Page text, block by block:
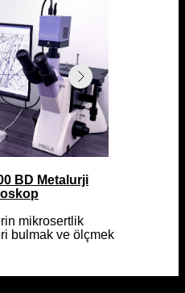
BD Metalurji
mikrosertlik
bulmak ve ölçmek
BD Metalurji
mikrosertlik
bulmak ve ölçmek